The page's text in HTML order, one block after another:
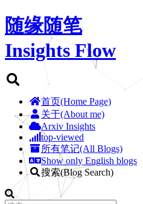
随缘随笔
Insights Flow
首页(Home Page)
关于(About me)
Arxiv Insights
top-viewed
所有笔记(All Blogs)
Show only English blogs
搜索(Blog Search)